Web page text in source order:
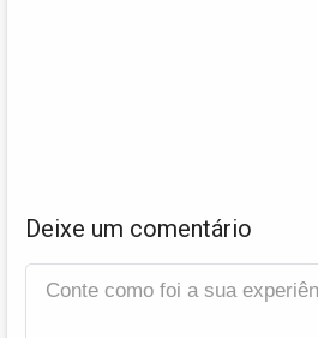
Deixe um comentário